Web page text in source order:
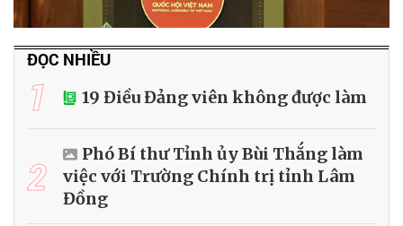
ĐỌC NHIỀU
1 19 Điều Đảng viên không được làm
2
Phó Bí thư Tỉnh ủy Bùi Thắng làm
việc với Trường Chính trị tỉnh Lâm
Đồng